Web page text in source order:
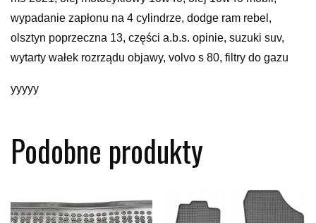
wypadanie zapłonu na 4 cylindrze, dodge ram rebel,
olsztyn poprzeczna 13, części a.b.s. opinie, suzuki suv,
wytarty wałek rozrządu objawy, volvo s 80, filtry do gazu
yyyyy
Podobne produkty